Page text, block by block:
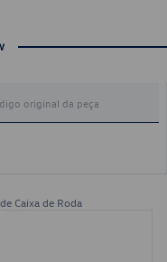
Caixa de Roda